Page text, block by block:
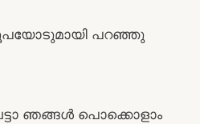
പറഞ്ഞു
ഞങ്ങൾ പൊക്കൊളാം